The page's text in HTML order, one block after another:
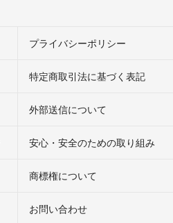
プライバシーポリシー
特定商取引法に基づく表記
外部送信について
安心・安全のための取り組み
商標権について
お問い合わせ